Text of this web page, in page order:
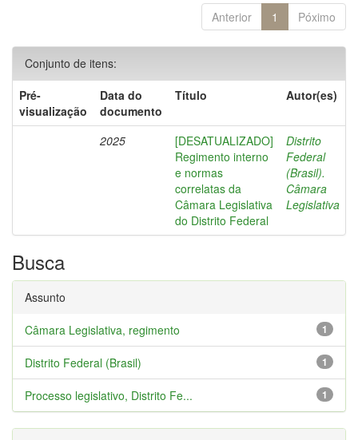
Anterior 1 Póximo
Conjunto de itens:
Pré-
visualização
Data do
documento
Título Autor(es)
2025
[DESATUALIZADO]
Regimento interno
e normas
correlatas da
Câmara Legislativa
do Distrito Federal
Distrito
Federal
(Brasil).
Câmara
Legislativa
Busca
Assunto
1
Câmara Legislativa, regimento
1
Distrito Federal (Brasil)
1
Processo legislativo, Distrito Fe...